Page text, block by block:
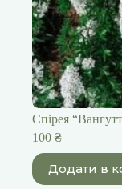
Спірея
100 ₴
Додати в